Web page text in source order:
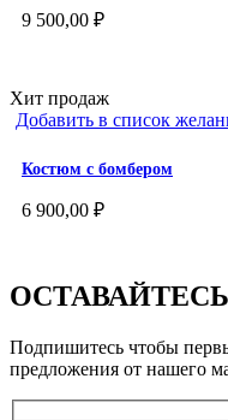
9 500,00 ₽
Хит продаж
Добавить в список
Костюм с бомбером
6 900,00 ₽
Подпишитесь чтобы
предложения от нашего